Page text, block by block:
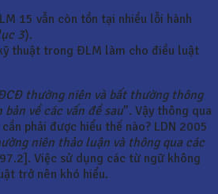
15 vẫn còn tồn tại nhiều lỗi hành
3).
thuật trong ĐLM làm cho điều luật
thường niên và bất thường thông
về các vấn đề sau”. Vậy thông qua
phải được hiểu thế nào? LDN 2005
niên thảo luận và thông qua các
Việc sử dụng các từ ngữ không
trở nên khó hiểu.